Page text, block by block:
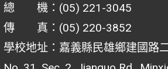
總 機：(05) 221-3045
傳 真：(05) 220-3852
學校地址：嘉義縣民雄鄉建國路